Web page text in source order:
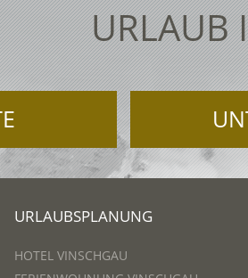
URLAUB
URLAUBSPLANUNG
HOTEL VINSCHGAU